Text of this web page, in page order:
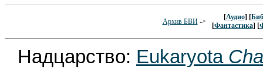
Архив БВИ->
[Аудио] [
[Фантастика] [
Надцарство: Eukaryota